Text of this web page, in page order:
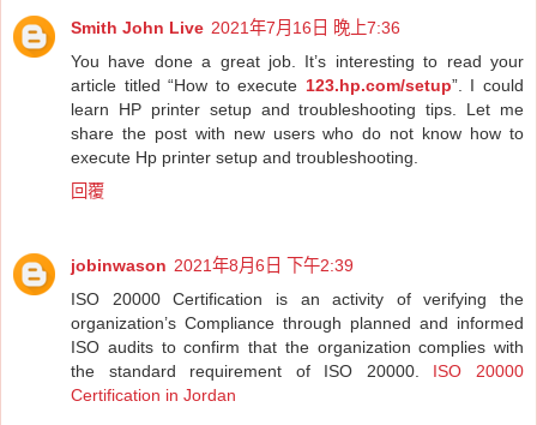
Smith John Live 2021年7月16日 晚上7:36
You have done a great job. It’s interesting to read your
article titled “How to execute 123.hp.com/setup”. I could
learn HP printer setup and troubleshooting tips. Let me
share the post with new users who do not know how to
execute Hp printer setup and troubleshooting.
回覆
jobinwason 2021年8月6日 下午2:39
ISO 20000 Certification is an activity of verifying the
organization’s Compliance through planned and informed
ISO audits to confirm that the organization complies with
the standard requirement of ISO 20000. ISO 20000
Certification in Jordan